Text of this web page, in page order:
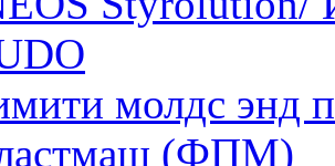
молдс энд
(ФПМ)